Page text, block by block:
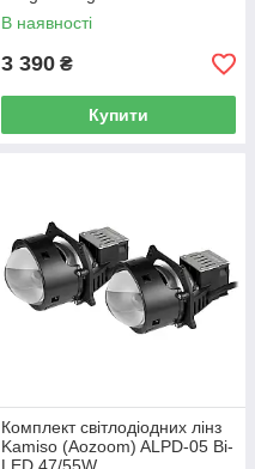
В наявності
3 390 ₴
Купити
Комплект світлодіодних лінз
Kamiso (Aozoom) ALPD-05 Bi-